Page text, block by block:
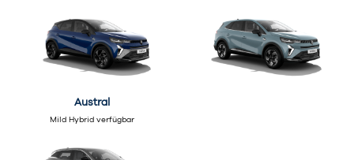
Austral
Mild Hybrid verfügbar